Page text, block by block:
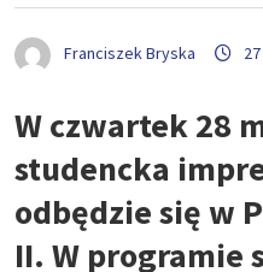
Franciszek Bryska
W czwartek 28
studencka
odbędzie się w
II. W programie